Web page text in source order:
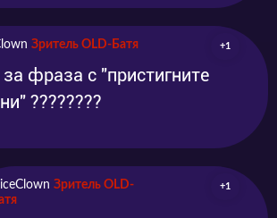
Зритель OLD-Батя +1
фраза с "пристигните
????????
Зритель OLD-
+1